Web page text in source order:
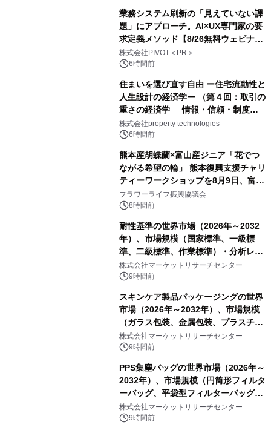
業務システム刷新の「見えていない課
題」にアプローチ。AI×UX専門家の要
求定義メソッド【8/26無料ウェビナ
ー】株式会社PIVOT
株式会社PIVOT＜PR＞
6時間前
住まいを選び直す自由 ー住宅流動性と
人生設計の経済学ー （第４回：取引の
重さの経済学──情報・信頼・制度を
PropTechはどう組み替えるか）｜
PropTech-Lab
株式会社property technologies
6時間前
熊本産胡蝶蘭×富山産ジニア「花でつ
ながる希望の輪」 熊本復興支援チャリ
ティーワークショップを8月9日、富
山・射水で開催
フラワーライフ振興協議会
8時間前
耐性基準の世界市場（2026年～2032
年）、市場規模（国家標準、一級標
準、二級標準、作業標準）・分析レポ
ートを発表
株式会社マーケットリサーチセンター
9時間前
スキンケア製品パッケージングの世界
市場（2026年～2032年）、市場規模
（ガラス包装、金属包装、プラスチッ
ク包装、その他）・分析レポートを発
表
株式会社マーケットリサーチセンター
9時間前
PPS集塵バッグの世界市場（2026年～
2032年）、市場規模（円筒形フィルタ
ーバッグ、平袋型フィルターバッグ、
プリーツフィルターバッグ、その
他）・分析レポートを発表
株式会社マーケットリサーチセンター
9時間前